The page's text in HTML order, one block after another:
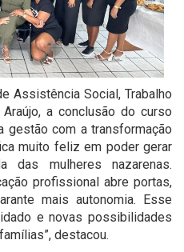
Assistência Social, Trabalho
a conclusão do curso
com a transformação
muito feliz em poder gerar
das mulheres nazarenas.
profissional abre portas,
mais autonomia. Esse
e novas possibilidades
destacou.